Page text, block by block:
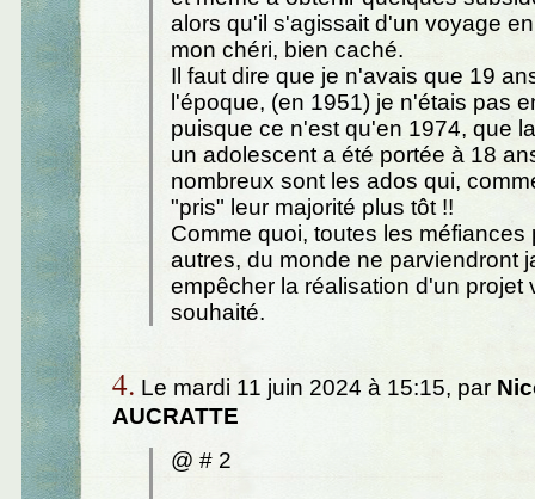
alors qu'il s'agissait d'un voyage
mon chéri, bien caché.
Il faut dire que je n'avais que 19
l'époque, (en 1951) je n'étais pas
puisque ce n'est qu'en 1974, que
un adolescent a été portée à 18
nombreux sont les ados qui,
"pris" leur majorité plus tôt !!
Comme quoi, toutes les méfiances
autres, du monde ne parviendront
empêcher la réalisation d'un projet
souhaité.
4. Le mardi 11 juin 2024 à 15:15, par
AUCRATTE
@ # 2